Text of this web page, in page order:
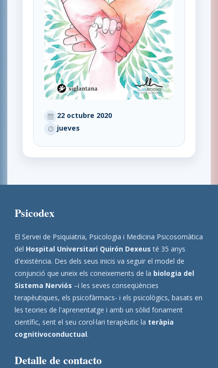
22 octubre 2020
jueves
Psicodex
El Servei de Psiquiatria, Psicologia i Medicina Psicosomàtica
del Hospital Universitari Quirón Dexeus té 35 anys
d'existència. Des dels seus inicis va seguir el model de
conjunció que uneix els coneixements de la biologia del
Sistema Nerviós –i les seves conseqüències
terapèutiques, els psicofàrmacs- i els psicològics, basats en
les teories de l'aprenentatge i amb un sòlid fonament
científic, sent el seu corol·lari terapèutic la teràpia
cognitivoconductual.
Detalle de contacto